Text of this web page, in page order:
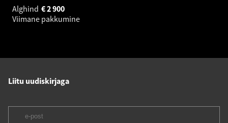
Alghind
2 900
€
Viimane pakkumine
Liitu uudiskirjaga